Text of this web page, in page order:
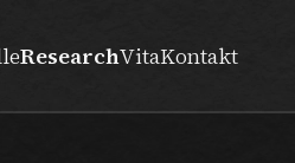
ResearchVitaKontakt